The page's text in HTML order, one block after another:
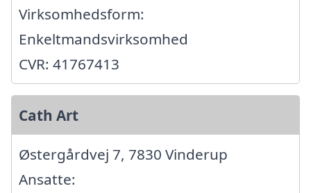
Virksomhedsform:
Enkeltmandsvirksomhed
CVR: 41767413
Cath Art
Østergårdvej 7, 7830 Vinderup
Ansatte: